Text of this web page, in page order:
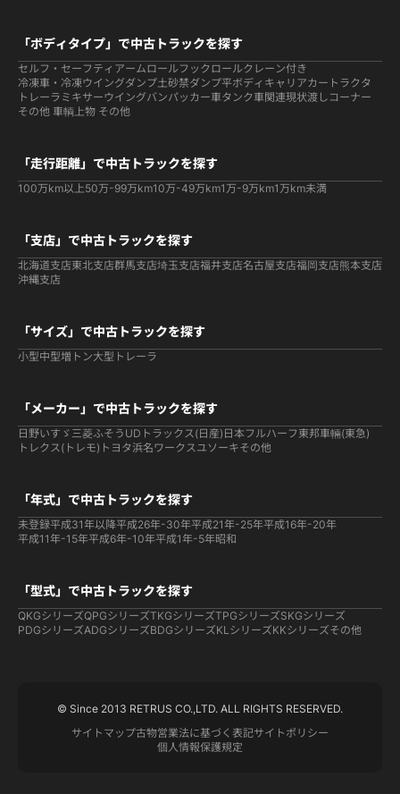
「ボディタイプ」で中古トラックを探す
セルフ・セーフティ アームロールフックロールクレーン付き
冷凍車・冷凍ウイングダンプ土砂禁ダンプ平ボディ キャリアカー トラクタ
トレーラ ミキサーウイングバンパッカー車タンク車関連現状渡しコーナー
その他 車輌上物 その他
「走行距離」で中古トラックを探す
100万km以上50万-99万km10万-49万km1万-9万km1万km未満
「支店」で中古トラックを探す
北海道支店東北支店群馬支店埼玉支店福井支店名古屋支店福岡支店熊本支店
沖縄支店
「サイズ」で中古トラックを探す
小型中型増トン大型 トレーラ
「メーカー」で中古トラックを探す
日野いすゞ 三菱ふそう UDトラックス(日産) 日本フルハーフ 東邦車輛(東急)
トレクス(トレモ) トヨタ浜名ワークスユソーキその他
「年式」で中古トラックを探す
未登録平成31年以降平成26年-30年平成21年-25年平成16年-20年
平成11年-15年平成6年-10年平成1年-5年昭和
「型式」で中古トラックを探す
QKGシリーズQPGシリーズTKGシリーズTPGシリーズSKGシリーズ
PDGシリーズADGシリーズBDGシリーズKLシリーズKKシリーズその他
© Since 2013 RETRUS CO.,LTD. ALL RIGHTS RESERVED.
サイトマップ古物営業法に基づく表記サイトポリシー
個人情報保護規定